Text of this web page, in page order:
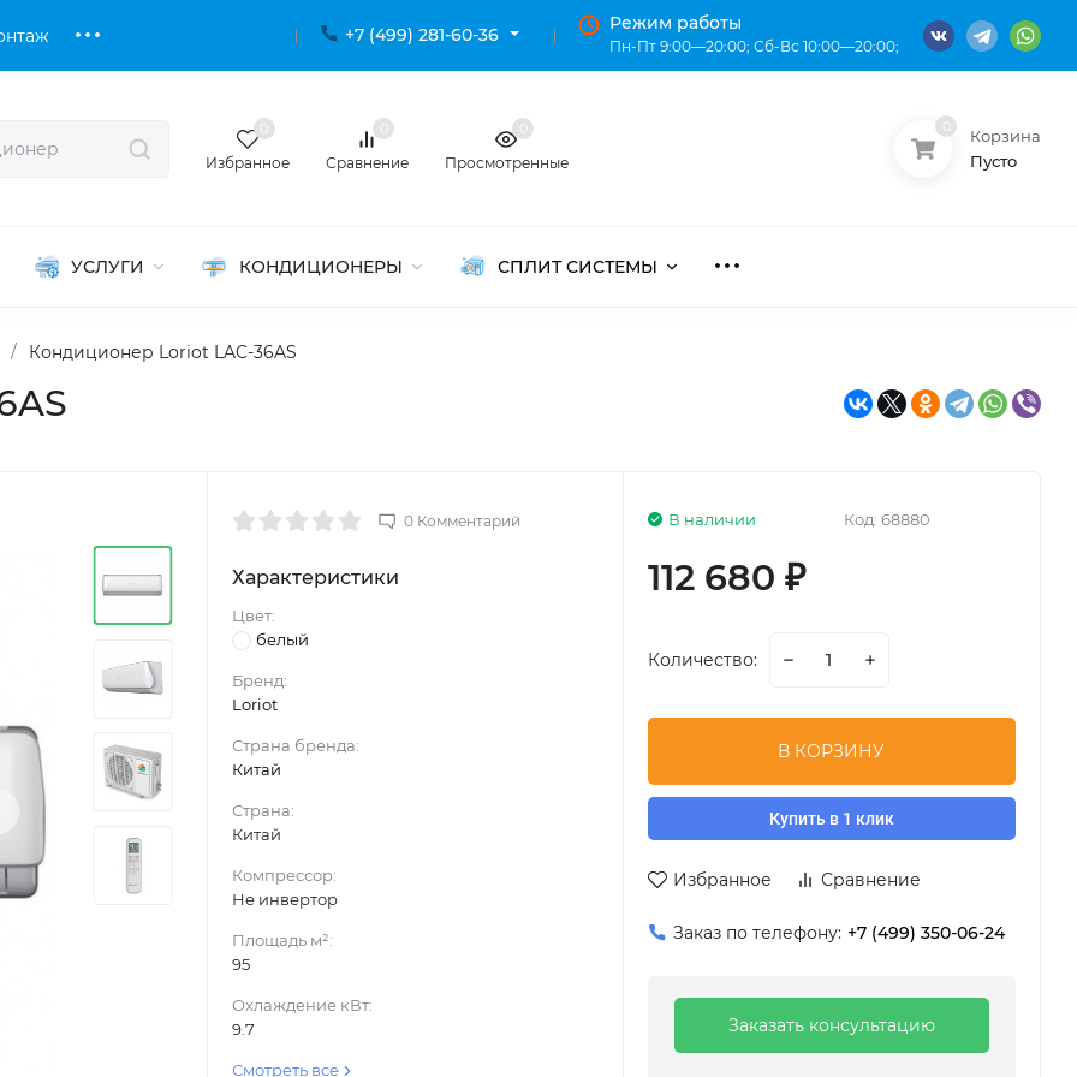
+7 (499) 281-60-36
Режим работы
Пн-Пт 9:00—20:00; Сб-Вс 10:00—20:00;
Избранное Сравнение Просмотренные
Корзина
Пусто
УСЛУГИ КОНДИЦИОНЕРЫ СПЛИТ СИСТЕМЫ
/ Кондиционер Loriot LAC-36AS
0 Комментарий
Характеристики
Цвет:
белый
Бренд:
Loriot
Страна бренда:
Китай
Страна:
Китай
Компрессор:
Не инвертор
Площадь м²:
95
Охлаждение кВт:
9.7
Смотреть все
Код: 68880
В наличии
112 680 ₽
Количество:
В КОРЗИНУ
Купить в 1 клик
Избранное Сравнение
Заказ по телефону: +7 (499) 350-06-24
Заказать консультацию